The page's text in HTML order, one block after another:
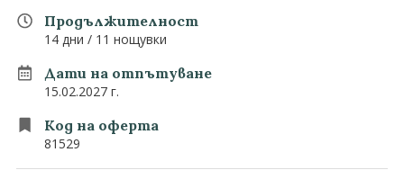
Продължителност
14 дни / 11 нощувки
Дати на отпътуване
15.02.2027 г.
Код на оферта
81529